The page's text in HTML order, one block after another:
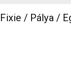
/ Pálya /